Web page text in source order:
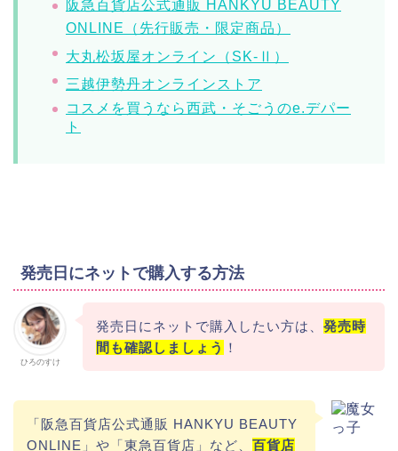
阪急百貨店公式通販 HANKYU BEAUTY
ONLINE（先行販売・限定商品）
大丸松坂屋オンライン（SK-Ⅱ）
三越伊勢丹オンラインストア
コスメを買うなら西武・そごうのe.デパー
ト
発売日にネットで購入する方法
ひろのすけ
発売日にネットで購入したい方は、 発売時
間も確認しましょう ！
「阪急百貨店公式通販 HANKYU BEAUTY
ONLINE」や「東急百貨店」など、 百貨店